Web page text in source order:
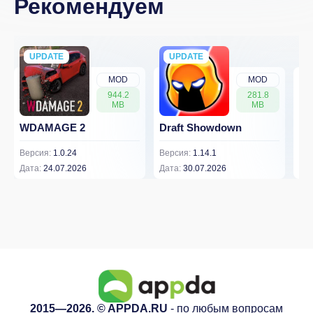
Рекомендуем
MOD
944.2
MB
UPDATE
NEW
WDAMAGE 2
Версия: 1.0.24
Дата: 24.07.2026
MOD
281.8
MB
UPDATE
NEW
Draft Showdown
Версия: 1.14.1
Дата: 30.07.2026
2015—2026. © APPDA.RU - по любым вопросам